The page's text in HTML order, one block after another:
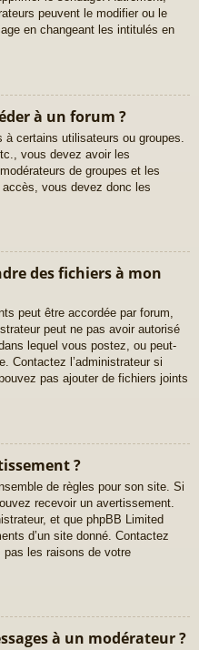
peuvent le modifier ou le
en changeant les intitulés en
à un forum ?
certains utilisateurs ou groupes.
vous devez avoir les
de groupes et les
vous devez donc les
des fichiers à mon
peut être accordée par forum,
peut ne pas avoir autorisé
lequel vous postez, ou peut-
Contactez l’administrateur si
pas ajouter de fichiers joints
?
de règles pour son site. Si
recevoir un avertissement.
et que phpBB Limited
d’un site donné. Contactez
pas les raisons de votre
à un modérateur ?